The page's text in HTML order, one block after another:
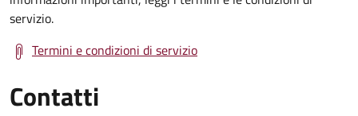
servizio.
Termini e condizioni di servizio
Contatti